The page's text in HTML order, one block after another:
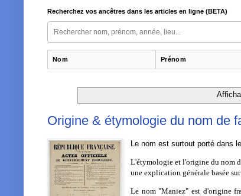
Recherchez vos ancêtres dans les articles en ligne (BETA)
Nom Prénom
Origine & étymologie du nom de
Le nom est surtout porté dans
L'étymologie et l'origine du nom
une explication générale basée
Le nom "Maniez" est d'origine